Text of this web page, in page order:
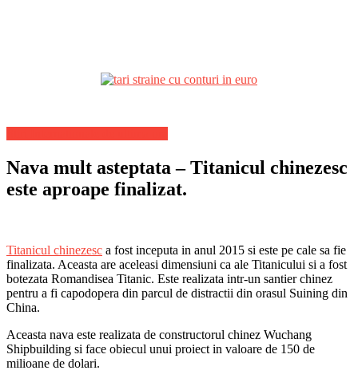
Nava mult asteptata – Titanicul chinezesc
este aproape finalizat.
Titanicul chinezesc a fost inceputa in anul 2015 si este pe cale sa fie
finalizata. Aceasta are aceleasi dimensiuni ca ale Titanicului si a fost
botezata Romandisea Titanic. Este realizata intr-un santier chinez
pentru a fi capodopera din parcul de distractii din orasul Suining din
China.
Aceasta nava este realizata de constructorul chinez Wuchang
Shipbuilding si face obiecul unui proiect in valoare de 150 de
milioane de dolari.